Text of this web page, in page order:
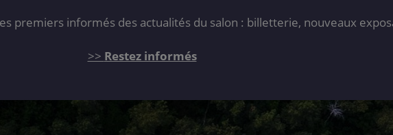
premiers informés des actualités du salon : billetterie, nouveaux
>> Restez informés